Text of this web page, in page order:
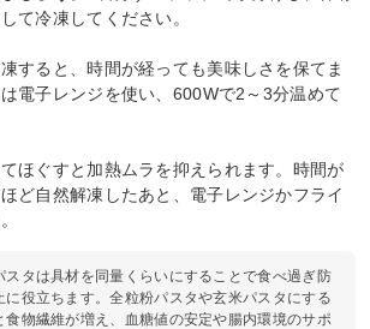
て冷凍してください。
すると、時間が経っても美味しさを保てま
電子レンジを使い、600Wで2～3分温めて
ほぐすと加熱ムラを抑えられます。時間が
ど自然解凍したあと、電子レンジかフライ
スタは具材を同量くらいにすることで食べ過ぎ防
に役立ちます。全粒粉パスタや玄米パスタにする
食物繊維が増え、血糖値の安定や腸内環境のサポ